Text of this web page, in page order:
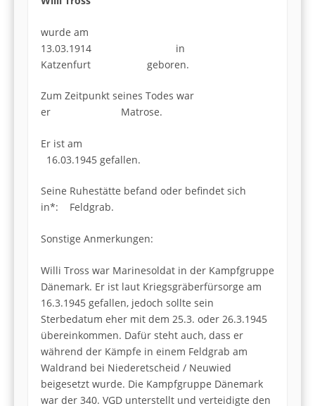
wurde am
13.03.1914 in
Katzenfurt geboren.
Zum Zeitpunkt seines Todes war
er Matrose.
Er ist am
16.03.1945 gefallen.
Seine Ruhestätte befand oder befindet sich
in*: Feldgrab.
Sonstige Anmerkungen:
Willi Tross war Marinesoldat in der Kampfgruppe
Dänemark. Er ist laut Kriegsgräberfürsorge am
16.3.1945 gefallen, jedoch sollte sein
Sterbedatum eher mit dem 25.3. oder 26.3.1945
übereinkommen. Dafür steht auch, dass er
während der Kämpfe in einem Feldgrab am
Waldrand bei Niederetscheid / Neuwied
beigesetzt wurde. Die Kampfgruppe Dänemark
war der 340. VGD unterstellt und verteidigte den